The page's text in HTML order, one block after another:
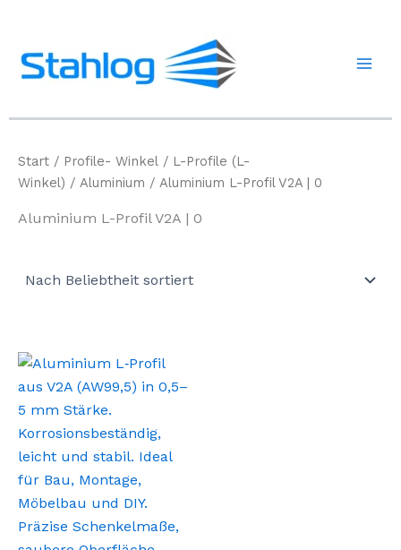
springen
Start / Profile- Winkel / L-Profile (L-
Winkel) / Aluminium / Aluminium L-Profil V2A | 0
Aluminium L-Profil V2A | 0